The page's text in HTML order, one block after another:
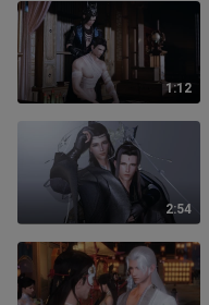
1:12
2:54